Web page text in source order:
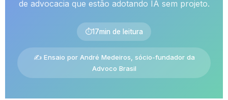
de advocacia que estão adotando IA sem projeto.
⏱17min de leitura
✍️ Ensaio por André Medeiros, sócio-fundador da
Advoco Brasil